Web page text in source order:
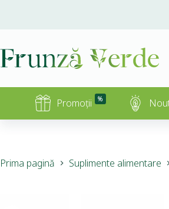
Promoții %
Prima pagină Suplimente alimentare